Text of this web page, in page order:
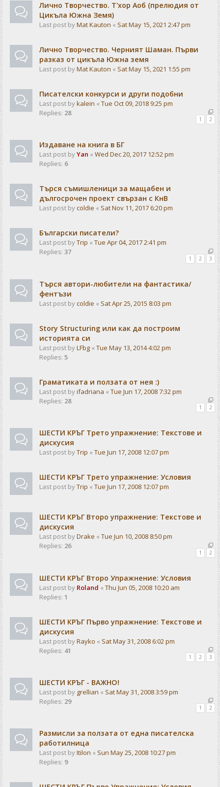
Лично Творчество. Т'хор Аоб (прелюдия от
Цикъла Южна Земя)
Last post byMat Kauton « Sat May 15, 2021 2:47 pm
Лично Творчество. Черният Шаман. Първи
разказ от цикъла Южна земя
Last post byMat Kauton « Sat May 15, 2021 1:55 pm
Писателски конкурси и други подобни
Last post bykalein « Tue Oct 09, 2018 9:25 pm
Replies: 28
1 2
Издаване на книга в БГ
Last post byYan « Wed Dec 20, 2017 12:52 pm
Replies: 6
Търся съмишленици за мащабен и
дългосрочен проект свързан с КнВ
Last post bycoldie « Sat Nov 11, 2017 6:20 pm
Български писатели?
Last post byTrip « Tue Apr 04, 2017 2:41 pm
Replies: 37
1 2 3
Търся автори-любители на фантастика/
фентъзи
Last post bycoldie « Sat Apr 25, 2015 8:03 pm
Story Structuring или как да построим
историята си
Last post byLFbg « Tue May 13, 2014 4:02 pm
Replies: 5
Граматиката и ползата от нея :)
Last post byifadriana « Tue Jun 17, 2008 7:32 pm
Replies: 28
1 2
ШЕСТИ КРЪГ Трето упражнение: Текстове и
дискусия
Last post byTrip « Tue Jun 17, 2008 12:07 pm
ШЕСТИ КРЪГ Трето упражнение: Условия
Last post byTrip « Tue Jun 17, 2008 12:07 pm
ШЕСТИ КРЪГ Второ упражнение: Текстове и
дискусия
Last post byDrake « Tue Jun 10, 2008 8:50 pm
Replies: 26
1 2
ШЕСТИ КРЪГ Второ Упражнение: Условия
Last post by Roland « Thu Jun 05, 2008 10:20 am
Replies: 1
ШЕСТИ КРЪГ Първо упражнение: Текстове и
дискусия
Last post byRayko « Sat May 31, 2008 6:02 pm
Replies: 41
1 2 3
ШЕСТИ КРЪГ - ВАЖНО!
Last post by grellian « Sat May 31, 2008 3:59 pm
Replies: 29
1 2
Размисли за ползата от една писателска
работилница
Last post byItilon « Sun May 25, 2008 10:27 pm
Replies: 9